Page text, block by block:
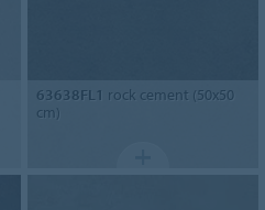
63638FL1 rock cement (50x50
cm)